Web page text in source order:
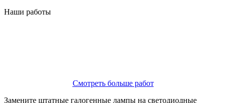
Наши работы
Смотреть больше работ
Замените штатные галогенные лампы на светодиодные